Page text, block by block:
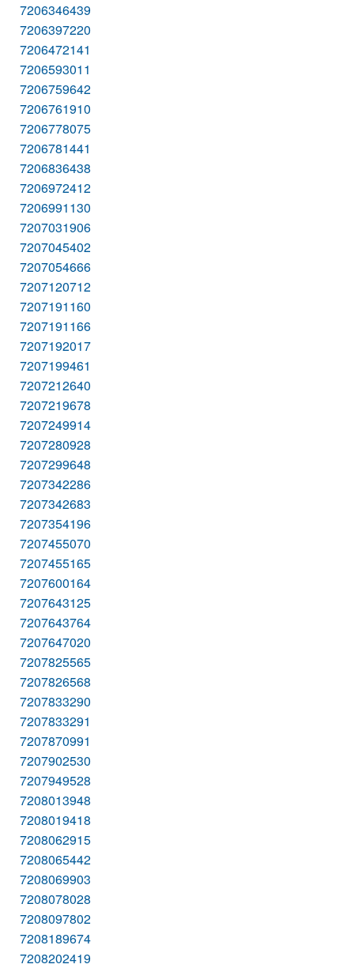
7206346439
7206397220
7206472141
7206593011
7206759642
7206761910
7206778075
7206781441
7206836438
7206972412
7206991130
7207031906
7207045402
7207054666
7207120712
7207191160
7207191166
7207192017
7207199461
7207212640
7207219678
7207249914
7207280928
7207299648
7207342286
7207342683
7207354196
7207455070
7207455165
7207600164
7207643125
7207643764
7207647020
7207825565
7207826568
7207833290
7207833291
7207870991
7207902530
7207949528
7208013948
7208019418
7208062915
7208065442
7208069903
7208078028
7208097802
7208189674
7208202419